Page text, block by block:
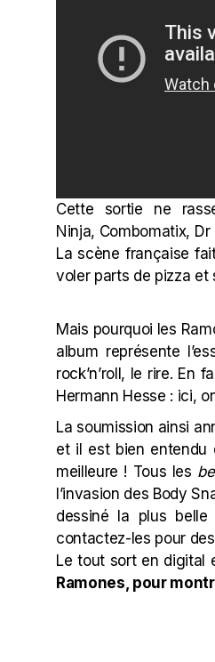
Cette sortie ne
Ninja, Combomatix, Dr
La scène française
voler parts de pizza et
Mais pourquoi les
album représente
rock’n’roll, le rire. En
Hermann Hesse : ici,
La soumission ainsi
et il est bien entendu
meilleure ! Tous les
l’invasion des Body
dessiné la plus
contactez-les pour
Le tout sort en digital
Ramones, pour